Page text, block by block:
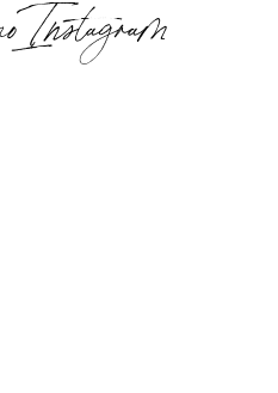
Instagram